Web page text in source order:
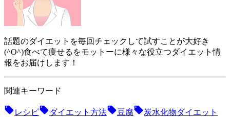
話題のダイエットを毎回チェックして試すことが大好き
(^O^)食べて痩せるをモットーに様々な役立つダイエット情
報をお届けします！
関連キーワード
レシピ ダイエット方法 豆腐
炭水化物ダイエット